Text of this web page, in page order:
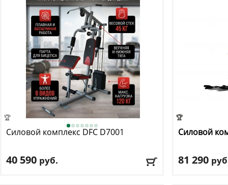
🏆
Силовой комплекс DFC D7001
40 590 руб.
🏆
Силовой
81 290